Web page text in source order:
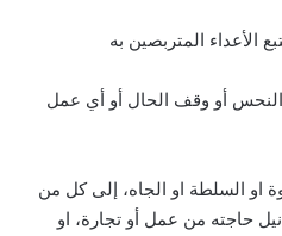
الأعداء المتربصين به
أو وقف الحال أو أي عمل
او السلطة او الجاه، إلى كل من
حاجته من عمل أو تجارة، او